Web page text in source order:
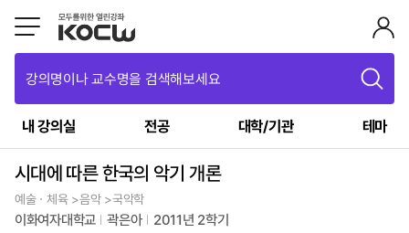
강의명이나 교수명을 검색해보세요
내 강의실 전공 대학/기관 테마
시대에 따른 한국의 악기 개론
예술ㆍ체육 >음악 >국악학
이화여자대학교 곽은아 2011년 2학기